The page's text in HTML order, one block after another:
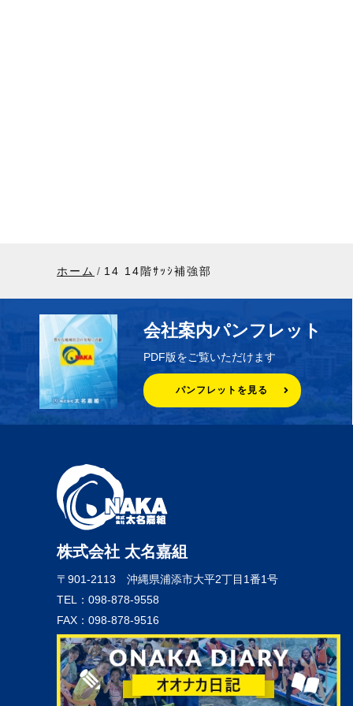
ホーム 14 14階ｻｯｼ補強部
会社案内パンフレット
PDF版をご覧いただけます
パンフレットを見る
株式会社 太名嘉組
〒901-2113 沖縄県浦添市大平2丁目1番1号
TEL：098-878-9558
FAX：098-878-9516